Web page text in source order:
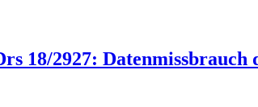
18/2927: Datenmissbrauch